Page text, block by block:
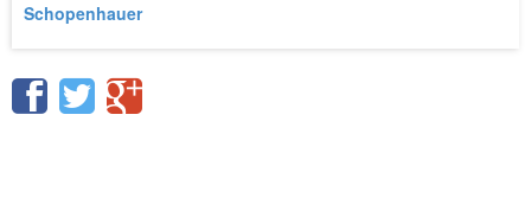
Schopenhauer